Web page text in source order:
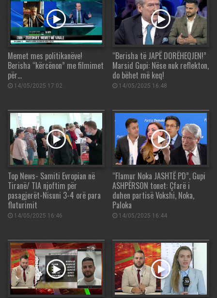
Memet mes politikanëve!
Berisha “kërcënon” me filmimet
për…
14/05/2025 17:02
“Berisha të JAPË DORËHEQJEN!”
Marsid Gupi: Nëse nuk reflekton,
do bëhet më keq!
14/05/2025 16:48
Top News- Samiti Evropian në
Tiranë/ TIA njoftim për
pasagjerët-Nisuni 3-4 orë para
fluturimit
14/05/2025 16:46
“Flamur Noka JASHTË PD”, Gupi
ASHPËRSON tonet: Çfarë i
duhen partisë Vokshi, Noka,
Paloka
14/05/2025 16:44